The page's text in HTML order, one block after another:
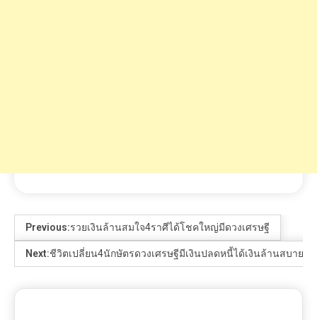
Previous:รวยเงินล้านสมใจ4ราศีได้โชคใหญ่มีดวงเศรษฐี
Next:ชีวิตเปลี่ยน4นักษัตรดวงเศรษฐีมีเงินปลดหนี้ได้เงินล้านสบายไ